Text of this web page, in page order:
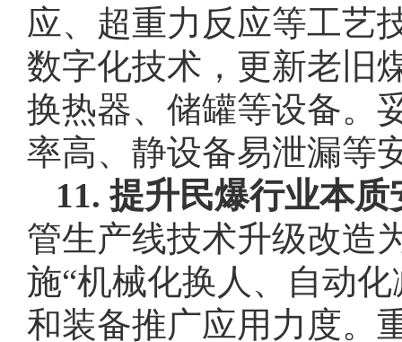
应、超重力反应等工艺
数字化技术，更新老旧
换热器、储罐等设备。
率高、静设备易泄漏等
11. 提升民爆行业本
管生产线技术升级改造
施“机械化换人、自动
和装备推广应用力度。